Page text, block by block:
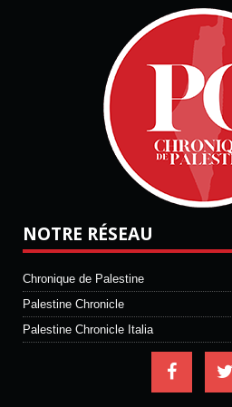
NOTRE RÉSEAU
Chronique de Palestine
Palestine Chronicle
Palestine Chronicle Italia